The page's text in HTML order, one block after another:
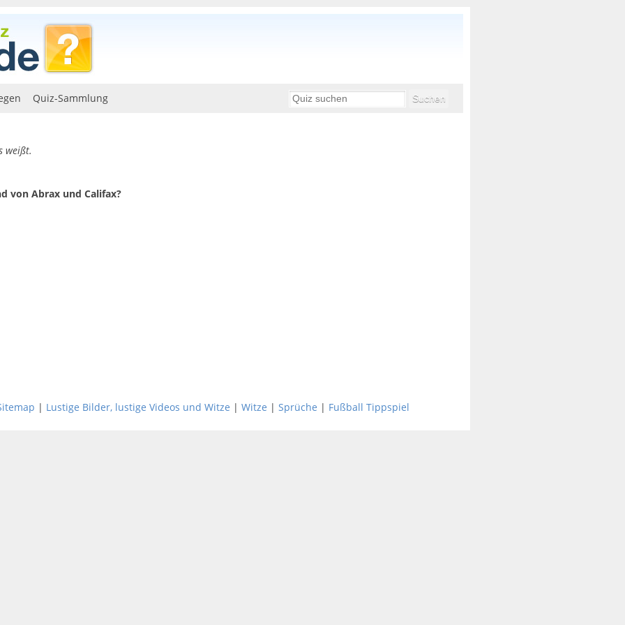
Quiz-Sammlung
weißt.
von Abrax und Califax?
| Lustige Bilder, lustige Videos und Witze | Witze | Sprüche | Fußball Tippspiel